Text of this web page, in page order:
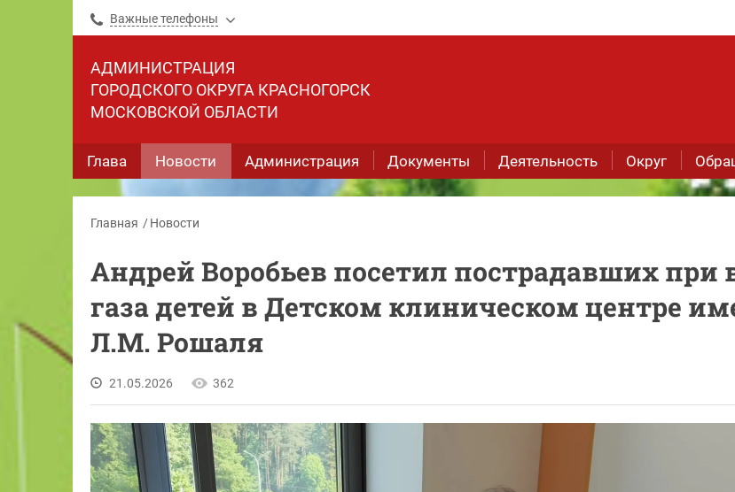
Важные телефоны
АДМИНИСТРАЦИЯ
ГОРОДСКОГО ОКРУГА КРАСНОГОРСК
МОСКОВСКОЙ ОБЛАСТИ
Глава Новости Администрация Документы Деятельность Округ
Главная Новости
Андрей Воробьев посетил пострадавших при
газа детей в Детском клиническом центре
Л.М. Рошаля
21.05.2026 362